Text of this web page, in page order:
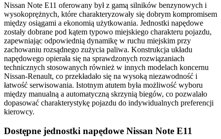
Nissan Note E11 oferowany był z gamą silników benzynowych i
wysokoprężnych, które charakteryzowały się dobrym kompromisem
między osiągami a ekonomią użytkowania. Jednostki napędowe
zostały dobrane pod kątem typowo miejskiego charakteru pojazdu,
zapewniając odpowiednią dynamikę w ruchu miejskim przy
zachowaniu rozsądnego zużycia paliwa. Konstrukcja układu
napędowego opierała się na sprawdzonych rozwiązaniach
technicznych stosowanych również w innych modelach koncernu
Nissan-Renault, co przekładało się na wysoką niezawodność i
łatwość serwisowania. Istotnym atutem była możliwość wyboru
między manualną a automatyczną skrzynią biegów, co pozwalało
dopasować charakterystykę pojazdu do indywidualnych preferencji
kierowcy.
Dostępne jednostki napędowe Nissan Note E11